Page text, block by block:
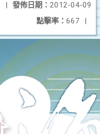
發佈日期： 2012-04-09
|
點擊率： 667 |